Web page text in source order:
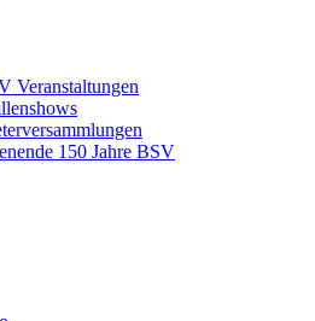
Veranstaltungen
150 Jahre BSV